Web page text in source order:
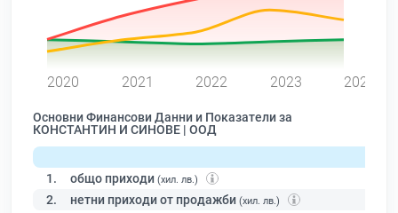
2020 2021 2022 2023 2024
Основни Финансови Данни и Показатели за
КОНСТАНТИН И СИНОВЕ | ООД
1. общо приходи (хил. лв.)
2. нетни приходи от продажби (хил. лв.)